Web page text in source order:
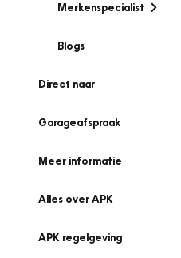
Merkenspecialist
Blogs
Direct naar
Garageafspraak
Meer informatie
Alles over APK
APK regelgeving